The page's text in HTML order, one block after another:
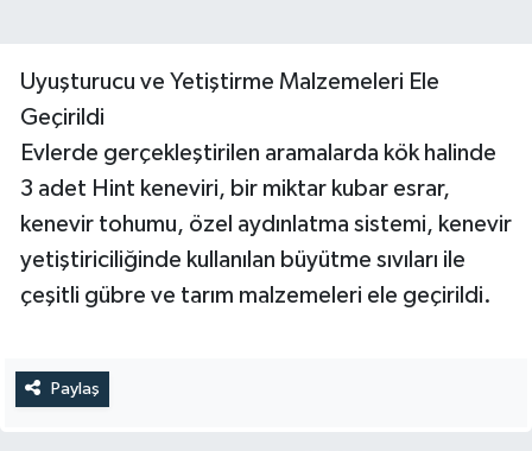
Uyuşturucu ve Yetiştirme Malzemeleri Ele
Geçirildi
Evlerde gerçekleştirilen aramalarda kök halinde
3 adet Hint keneviri, bir miktar kubar esrar,
kenevir tohumu, özel aydınlatma sistemi, kenevir
yetiştiriciliğinde kullanılan büyütme sıvıları ile
çeşitli gübre ve tarım malzemeleri ele geçirildi.
Paylaş